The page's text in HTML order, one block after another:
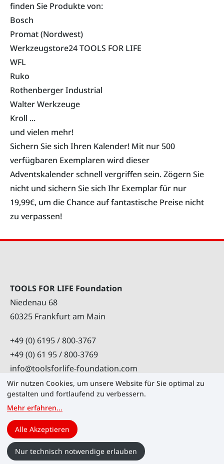
finden Sie Produkte von:
Bosch
Promat (Nordwest)
Werkzeugstore24 TOOLS FOR LIFE
WFL
Ruko
Rothenberger Industrial
Walter Werkzeuge
Kroll ...
und vielen mehr!
Sichern Sie sich Ihren Kalender! Mit nur 500
verfügbaren Exemplaren wird dieser
Adventskalender schnell vergriffen sein. Zögern Sie
nicht und sichern Sie sich Ihr Exemplar für nur
19,99€, um die Chance auf fantastische Preise nicht
zu verpassen!
TOOLS FOR LIFE Foundation
Niedenau 68
60325 Frankfurt am Main
+49 (0) 6195 / 800-3767
+49 (0) 61 95 / 800-3769
info@toolsforlife-foundation.com
Cookies verwalten
Impressum
Datenschutz
©2026TOOLS FOR LIFE Foundation
Wir nutzen Cookies, um unsere Website für Sie optimal zu
gestalten und fortlaufend zu verbessern.
Mehr erfahren...
Nur technisch notwendige erlauben
Alle Akzeptieren